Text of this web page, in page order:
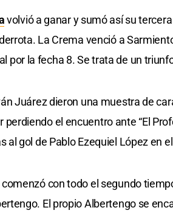
volvió a ganar y sumó así su
La Crema venció a
por la fecha 8. Se trata de un
Juárez dieron una muestra de
perdiendo el encuentro ante “El
al gol de Pablo Ezequiel López en
con todo el segundo
El propio Albertengo se